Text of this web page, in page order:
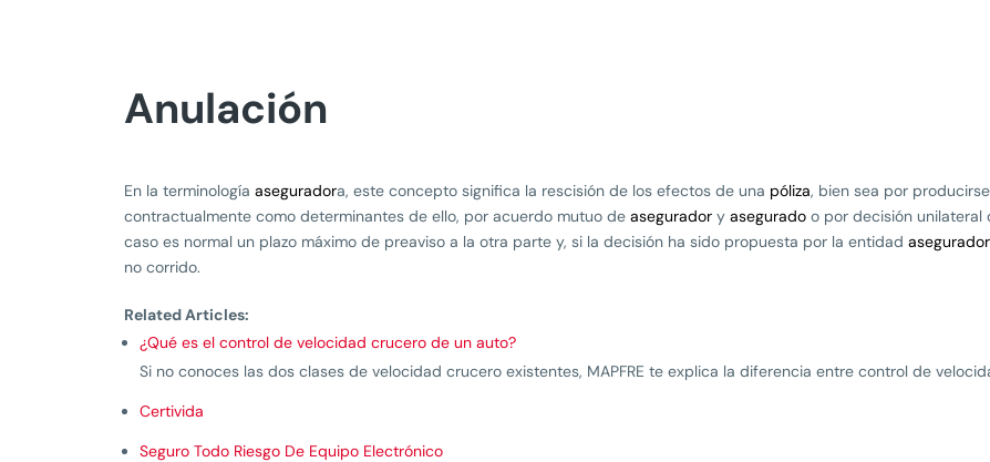
Anulación
En la terminología aseguradora, este concepto significa la rescisión de los efectos de una póliza, bien sea por
contractualmente como determinantes de ello, por acuerdo mutuo de asegurador y asegurado o por decisión unilateral
caso es normal un plazo máximo de preaviso a la otra parte y, si la decisión ha sido propuesta por la entidad asegurador
no corrido.
Related Articles:
¿Qué es el control de velocidad crucero de un auto?
Si no conoces las dos clases de velocidad crucero existentes, MAPFRE te explica la diferencia entre control de
Certivida
Seguro Todo Riesgo De Equipo Electrónico